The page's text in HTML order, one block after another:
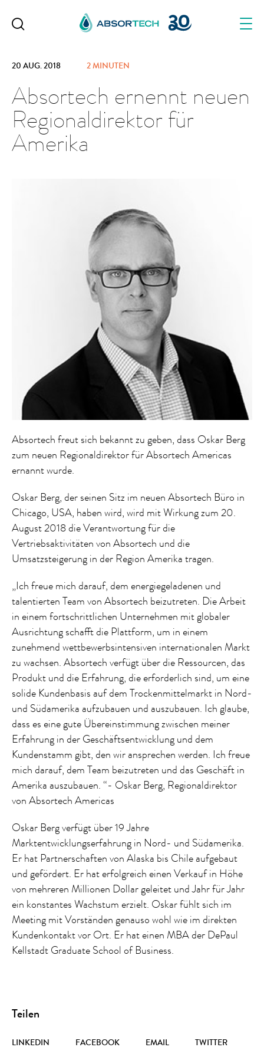
20 AUG. 2018 2 MINUTEN
Absortech ernennt neuen
Regionaldirektor für
Amerika
Absortech freut sich bekannt zu geben, dass Oskar Berg
zum neuen Regionaldirektor für Absortech Americas
ernannt wurde.
Oskar Berg, der seinen Sitz im neuen Absortech Büro in
Chicago, USA, haben wird, wird mit Wirkung zum 20.
August 2018 die Verantwortung für die
Vertriebsaktivitäten von Absortech und die
Umsatzsteigerung in der Region Amerika tragen.
„Ich freue mich darauf, dem energiegeladenen und
talentierten Team von Absortech beizutreten. Die Arbeit
in einem fortschrittlichen Unternehmen mit globaler
Ausrichtung schafft die Plattform, um in einem
zunehmend wettbewerbsintensiven internationalen Markt
zu wachsen. Absortech verfügt über die Ressourcen, das
Produkt und die Erfahrung, die erforderlich sind, um eine
solide Kundenbasis auf dem Trockenmittelmarkt in Nord-
und Südamerika aufzubauen und auszubauen. Ich glaube,
dass es eine gute Übereinstimmung zwischen meiner
Erfahrung in der Geschäftsentwicklung und dem
Kundenstamm gibt, den wir ansprechen werden. Ich freue
mich darauf, dem Team beizutreten und das Geschäft in
Amerika auszubauen. “- Oskar Berg, Regionaldirektor
von Absortech Americas
Oskar Berg verfügt über 19 Jahre
Marktentwicklungserfahrung in Nord- und Südamerika.
Er hat Partnerschaften von Alaska bis Chile aufgebaut
und gefördert. Er hat erfolgreich einen Verkauf in Höhe
von mehreren Millionen Dollar geleitet und Jahr für Jahr
ein konstantes Wachstum erzielt. Oskar fühlt sich im
Meeting mit Vorständen genauso wohl wie im direkten
Kundenkontakt vor Ort. Er hat einen MBA der DePaul
Kellstadt Graduate School of Business.
Teilen
LINKEDIN FACEBOOK EMAIL TWITTER